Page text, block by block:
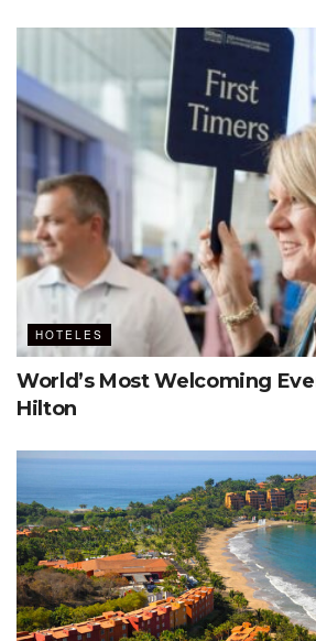
HOTELES
World’s Most Welcoming
Hilton